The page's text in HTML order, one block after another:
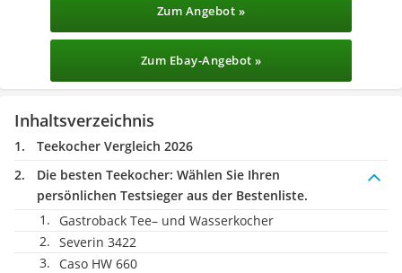
Zum Angebot »
Zum Ebay-Angebot »
Inhaltsverzeichnis
Teekocher Vergleich 2026
Die besten Teekocher: Wählen Sie Ihren
persönlichen Testsieger aus der Bestenliste.
Gastroback Tee– und Wasserkocher
Severin 3422
Caso ‎‎HW 660